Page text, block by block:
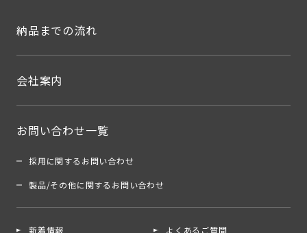
納品までの流れ
会社案内
お問い合わせ一覧
採用に関するお問い合わせ
製品/その他に関するお問い合わせ
新着情報 よくあるご質問